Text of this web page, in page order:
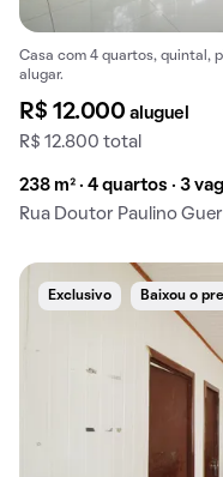
Casa com 4 quartos, quintal,
alugar.
R$ 12.000aluguel
R$ 12.800 total
238 m² · 4 quartos · 3
Rua Doutor Paulino
Exclusivo Baixou o